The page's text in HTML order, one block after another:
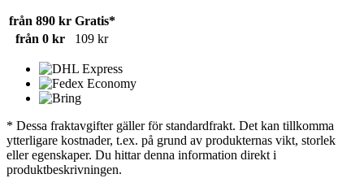
från 890 kr Gratis*
från 0 kr
109 kr
* Dessa fraktavgifter gäller för standardfrakt. Det kan tillkomma
ytterligare kostnader, t.ex. på grund av produkternas vikt, storlek
eller egenskaper. Du hittar denna information direkt i
produktbeskrivningen.